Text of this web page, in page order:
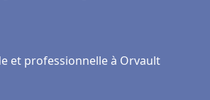
et professionnelle à Orvault